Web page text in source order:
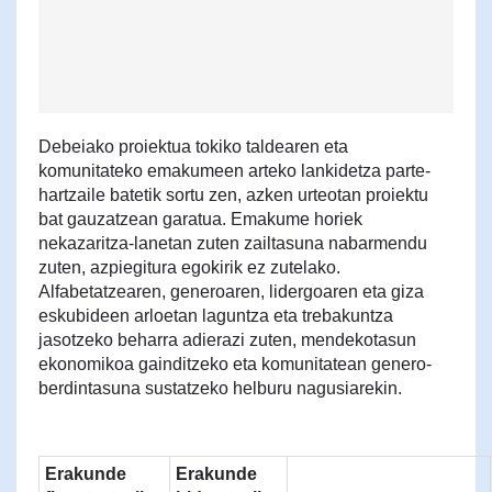
Debeiako proiektua tokiko taldearen eta
komunitateko emakumeen arteko lankidetza parte-
hartzaile batetik sortu zen, azken urteotan proiektu
bat gauzatzean garatua. Emakume horiek
nekazaritza-lanetan zuten zailtasuna nabarmendu
zuten, azpiegitura egokirik ez zutelako.
Alfabetatzearen, generoaren, lidergoaren eta giza
eskubideen arloetan laguntza eta trebakuntza
jasotzeko beharra adierazi zuten, mendekotasun
ekonomikoa gainditzeko eta komunitatean genero-
berdintasuna sustatzeko helburu nagusiarekin.
Erakunde
Erakunde